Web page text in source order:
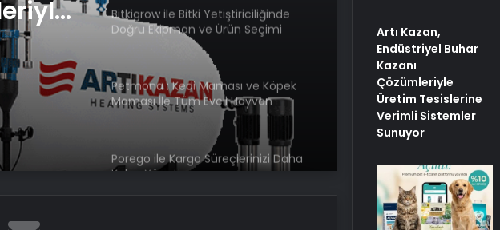
Bitkigrow ile Bitki Yetiştiriciliğinde
Doğru Ekipman ve Ürün Seçimi
Petmona : Kedi Maması ve Köpek
Maması İle Tüm Evcil Hayvan
Porego ile Kargo Süreçlerinizi Daha
Kolay Yönetin
Artı Kazan,
Endüstriyel Buhar
Kazanı
Çözümleriyle
Üretim Tesislerine
Verimli Sistemler
Sunuyor